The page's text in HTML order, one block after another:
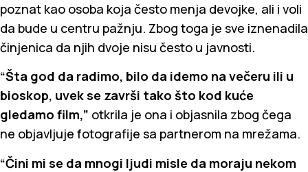
poznat kao osoba koja često menja devojke, ali i voli
da bude u centru pažnju. Zbog toga je sve iznenadila
činjenica da njih dvoje nisu često u javnosti.
“Šta god da radimo, bilo da idemo na večeru ili u
bioskop, uvek se završi tako što kod kuće
gledamo film,” otkrila je ona i objasnila zbog čega
ne objavljuje fotografije sa partnerom na mrežama.
“Čini mi se da mnogi ljudi misle da moraju nekom